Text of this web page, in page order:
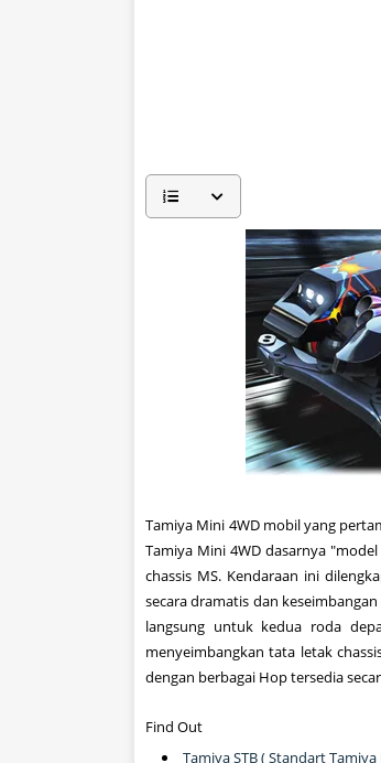
Tamiya Mini 4WD mobil yang
Tamiya Mini 4WD dasarnya "
chassis MS. Kendaraan ini
secara dramatis dan keseimbangan
langsung untuk kedua roda
menyeimbangkan tata letak
dengan berbagai Hoptersedia
Find Out
Tamiya STB ( Standart Tamiya